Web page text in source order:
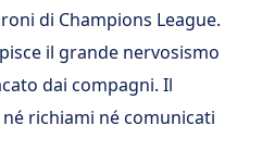
di Champions League.
il grande nervosismo
dai compagni. Il
richiami né comunicati